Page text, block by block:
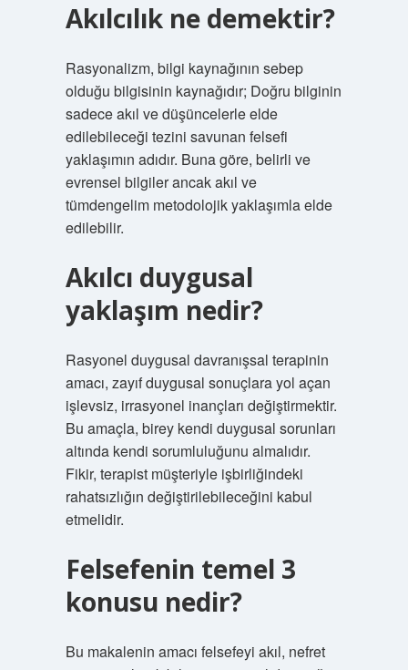
Akılcılık ne demektir?
Rasyonalizm, bilgi kaynağının sebep
olduğu bilgisinin kaynağıdır; Doğru bilginin
sadece akıl ve düşüncelerle elde
edilebileceği tezini savunan felsefi
yaklaşımın adıdır. Buna göre, belirli ve
evrensel bilgiler ancak akıl ve
tümdengelim metodolojik yaklaşımla elde
edilebilir.
Akılcı duygusal
yaklaşım nedir?
Rasyonel duygusal davranışsal terapinin
amacı, zayıf duygusal sonuçlara yol açan
işlevsiz, irrasyonel inançları değiştirmektir.
Bu amaçla, birey kendi duygusal sorunları
altında kendi sorumluluğunu almalıdır.
Fikir, terapist müşteriyle işbirliğindeki
rahatsızlığın değiştirilebileceğini kabul
etmelidir.
Felsefenin temel 3
konusu nedir?
Bu makalenin amacı felsefeyi akıl, nefret